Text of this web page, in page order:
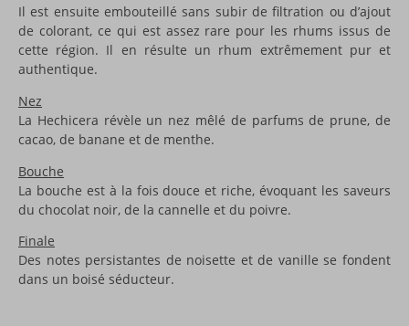
Il est ensuite embouteillé sans subir de filtration ou d’ajout
de colorant, ce qui est assez rare pour les rhums issus de
cette région. Il en résulte un rhum extrêmement pur et
authentique.
Nez
La Hechicera révèle un nez mêlé de parfums de prune, de
cacao, de banane et de menthe.
Bouche
La bouche est à la fois douce et riche, évoquant les saveurs
du chocolat noir, de la cannelle et du poivre.
Finale
Des notes persistantes de noisette et de vanille se fondent
dans un boisé séducteur.